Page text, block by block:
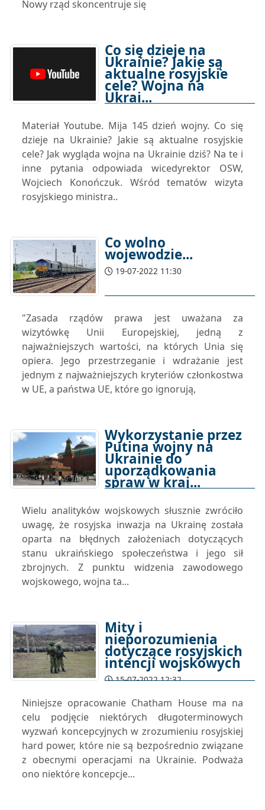
Nowy rząd skoncentruje się
Co się dzieje na
Ukrainie? Jakie są
aktualne rosyjskie
cele? Wojna na
Ukrai...
Materiał Youtube. Mija 145 dzień wojny. Co się
dzieje na Ukrainie? Jakie są aktualne rosyjskie
cele? Jak wygląda wojna na Ukrainie dziś? Na te i
inne pytania odpowiada wicedyrektor OSW,
Wojciech Konończuk. Wśród tematów wizyta
rosyjskiego ministra..
Co wolno
wojewodzie...
19-07-2022 11:30
"Zasada rządów prawa jest uważana za
wizytówkę Unii Europejskiej, jedną z
najważniejszych wartości, na których Unia się
opiera. Jego przestrzeganie i wdrażanie jest
jednym z najważniejszych kryteriów członkostwa
w UE, a państwa UE, które go ignorują,
Wykorzystanie przez
Putina wojny na
Ukrainie do
uporządkowania
spraw w kraj...
Wielu analityków wojskowych słusznie zwróciło
uwagę, że rosyjska inwazja na Ukrainę została
oparta na błędnych założeniach dotyczących
stanu ukraińskiego społeczeństwa i jego sił
zbrojnych. Z punktu widzenia zawodowego
wojskowego, wojna ta...
Mity i
nieporozumienia
dotyczące rosyjskich
intencji wojskowych
15-07-2022 12:32
Niniejsze opracowanie Chatham House ma na
celu podjęcie niektórych długoterminowych
wyzwań koncepcyjnych w zrozumieniu rosyjskiej
hard power, które nie są bezpośrednio związane
z obecnymi operacjami na Ukrainie. Podważa
ono niektóre koncepcje...